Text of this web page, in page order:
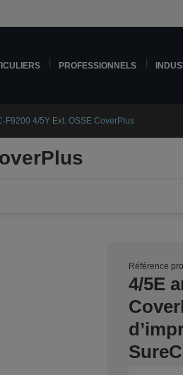
PROFESSIONNELS
F9200 4/5Y Ext. OSSE CoverPlus
Référence
4/5E